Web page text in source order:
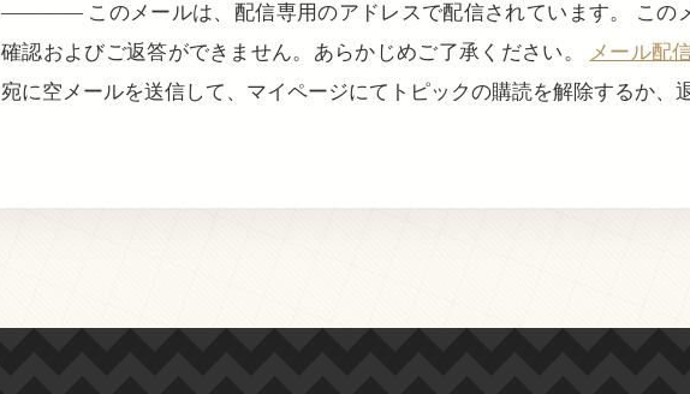
———— このメールは、配信専用のアドレスで配信されています。 この
確認およびご返答ができません。あらかじめご了承ください。 メール配
宛に空メールを送信して、マイページにてトピックの購読を解除するか、